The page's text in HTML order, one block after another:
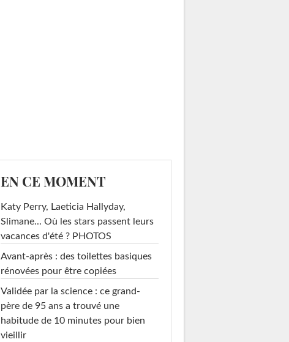
EN CE MOMENT
Katy Perry, Laeticia Hallyday,
Slimane... Où les stars passent leurs
vacances d'été ? PHOTOS
Avant-après : des toilettes basiques
rénovées pour être copiées
Validée par la science : ce grand-
père de 95 ans a trouvé une
habitude de 10 minutes pour bien
vieillir